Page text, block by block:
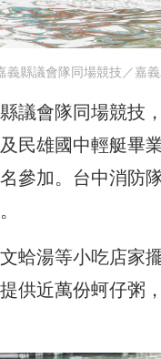
縣議會隊同場競技／嘉
議會隊同場競技
民雄國中輕艇畢
參加。台中消防
蛤湯等小吃店家
供近萬份蚵仔粥